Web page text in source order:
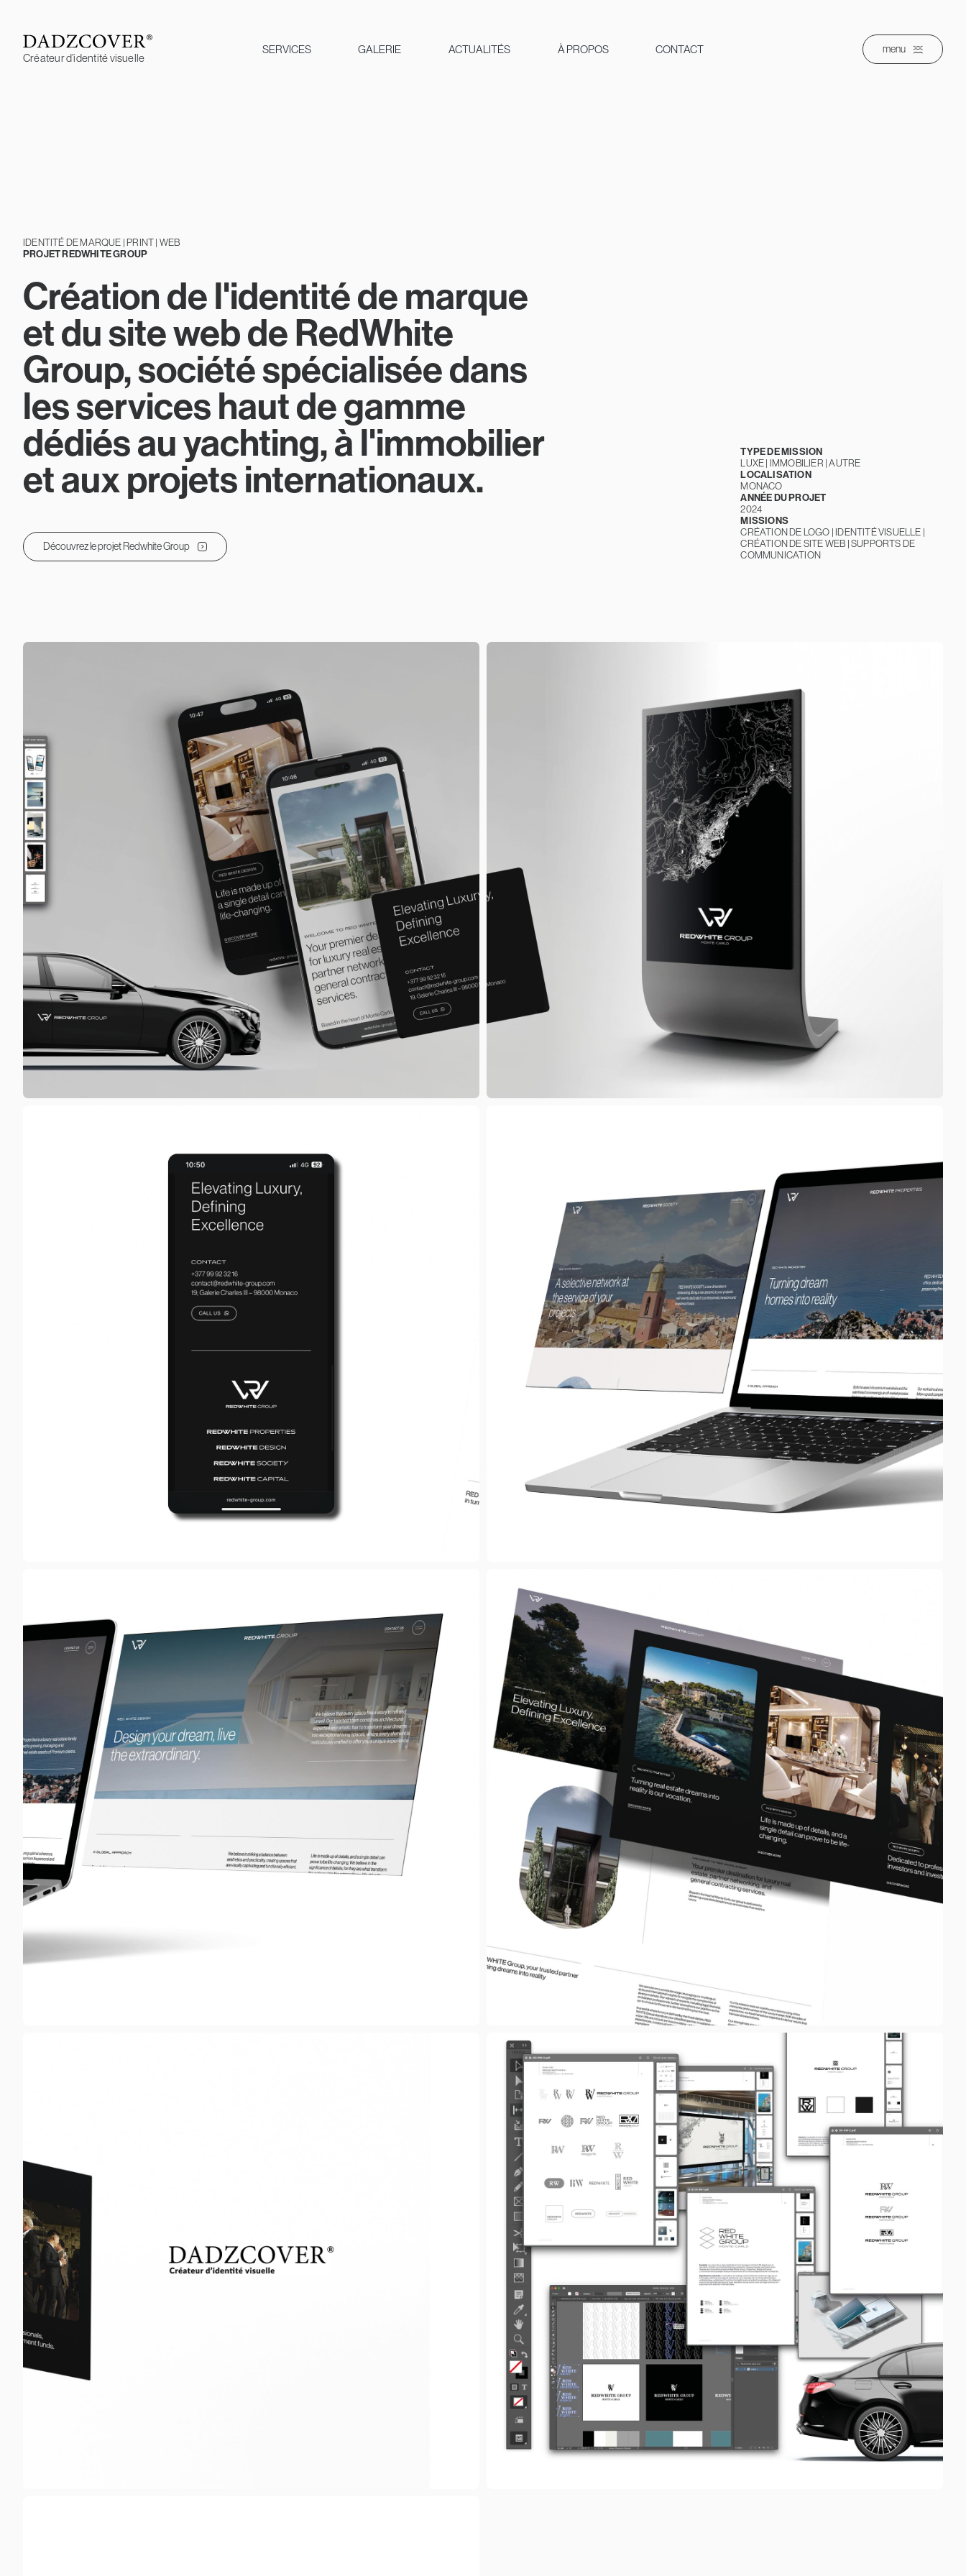
content
Créateur d’identité visuelle
SERVICES GALERIE ACTUALITÉS À PROPOS CONTACT menu
IDENTITÉ DE MARQUE | PRINT | WEB
PROJET REDWHITE GROUP
Création de l'identité de marque
et du site web de RedWhite
Group, société spécialisée dans
les services haut de gamme
dédiés au yachting, à l'immobilier
et aux projets internationaux.
Découvrez le projet Redwhite Group
TYPE DE MISSION
LUXE | IMMOBILIER | AUTRE
LOCALISATION
MONACO
ANNÉE DU PROJET
2024
MISSIONS
CRÉATION DE LOGO | IDENTITÉ VISUELLE |
CRÉATION DE SITE WEB | SUPPORTS DE
COMMUNICATION